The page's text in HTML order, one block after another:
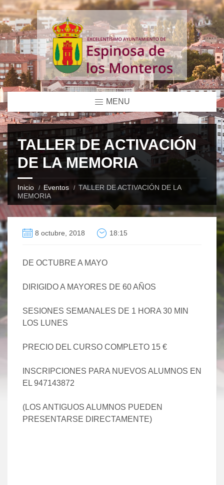
MENU
TALLER DE ACTIVACIÓN
DE LA MEMORIA
Inicio Eventos
TALLER DE ACTIVACIÓN DE LA
MEMORIA
8 octubre, 2018 18:15
DE OCTUBRE A MAYO
DIRIGIDO A MAYORES DE 60 AÑOS
SESIONES SEMANALES DE 1 HORA 30 MIN
LOS LUNES
PRECIO DEL CURSO COMPLETO 15 €
INSCRIPCIONES PARA NUEVOS ALUMNOS EN
EL 947143872
(LOS ANTIGUOS ALUMNOS PUEDEN
PRESENTARSE DIRECTAMENTE)